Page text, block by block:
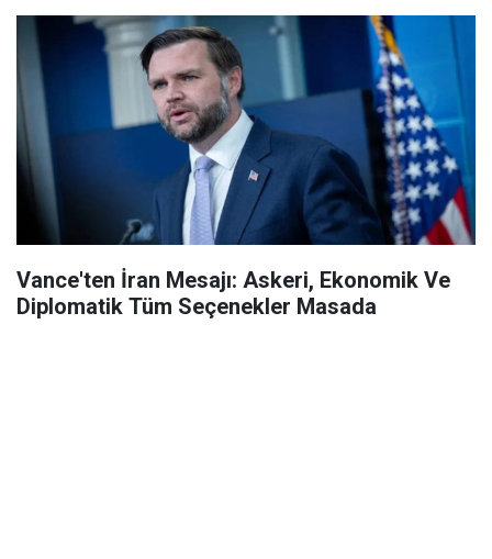
Vance'ten İran Mesajı: Askeri, Ekonomik Ve
Diplomatik Tüm Seçenekler Masada